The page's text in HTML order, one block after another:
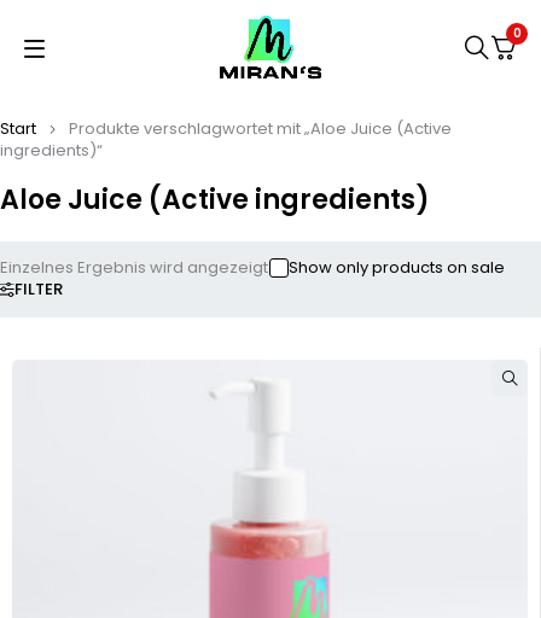
0
Aloe Juice (Active ingredients)
Start
Produkte verschlagwortet mit „Aloe Juice (Active
ingredients)“
FILTER
Einzelnes Ergebnis wird angezeigt Show only products on sale